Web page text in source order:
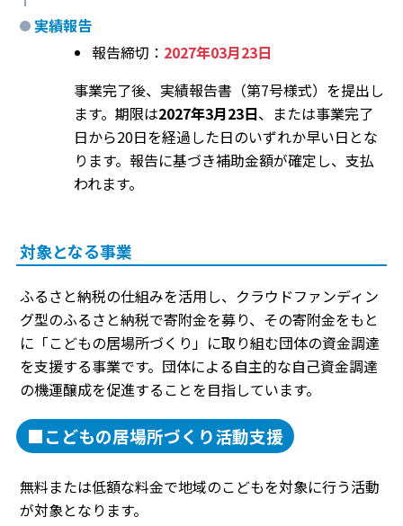
実績報告
報告締切： 2027年03月23日
事業完了後、実績報告書（第7号様式）を提出し
ます。期限は2027年3月23日、または事業完了
日から20日を経過した日のいずれか早い日とな
ります。報告に基づき補助金額が確定し、支払
われます。
対象となる事業
ふるさと納税の仕組みを活用し、クラウドファンディン
グ型のふるさと納税で寄附金を募り、その寄附金をもと
に「こどもの居場所づくり」に取り組む団体の資金調達
を支援する事業です。団体による自主的な自己資金調達
の機運醸成を促進することを目指しています。
■こどもの居場所づくり活動支援
無料または低額な料金で地域のこどもを対象に行う活動
が対象となります。